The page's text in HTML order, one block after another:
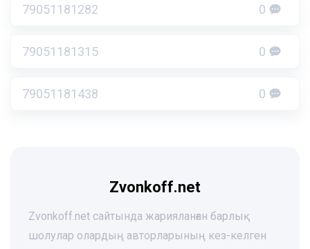
79051181282 0
79051181315 0
79051181438 0
Zvonkoff.net
Zvonkoff.net сайтында жарияланған барлық
шолулар олардың авторларының кез-келген